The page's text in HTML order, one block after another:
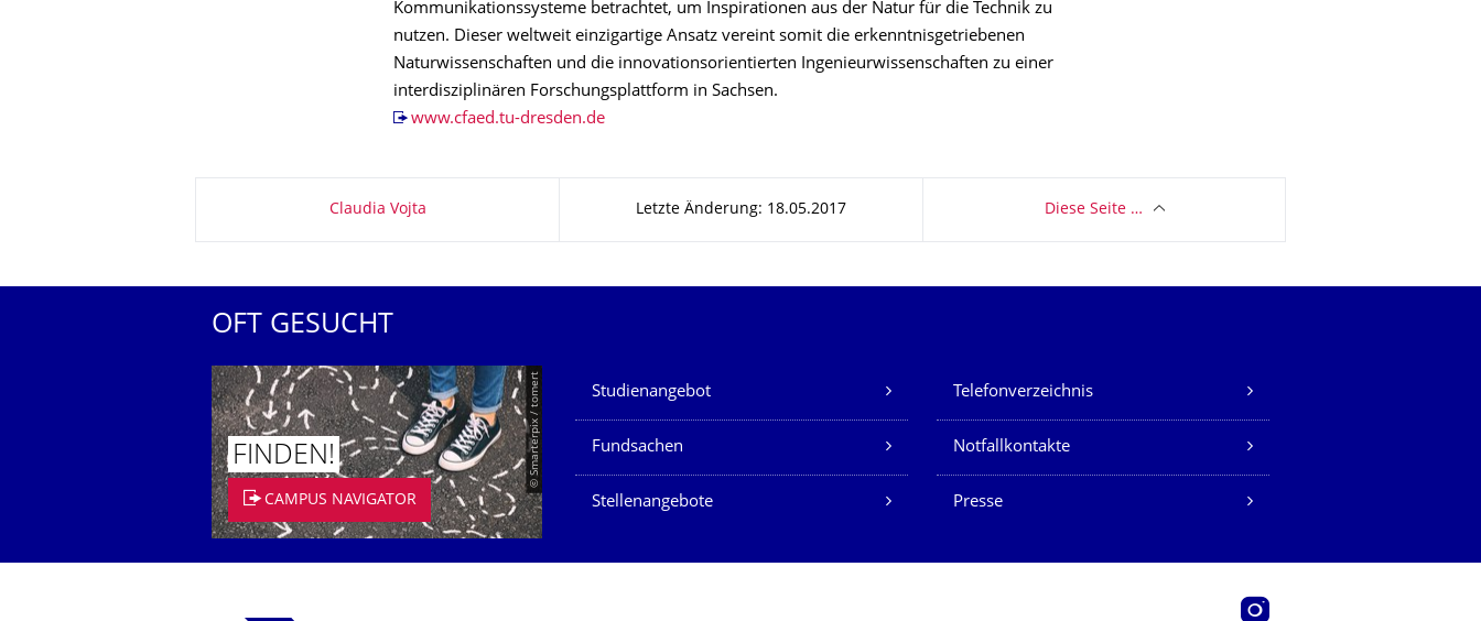
Kommunikationssysteme betrachtet, um Inspirationen aus der Natur für die Technik zu
nutzen. Dieser weltweit einzigartige Ansatz vereint somit die erkenntnisgetriebenen
Naturwissenschaften und die innovationsorientierten Ingenieurwissenschaften zu einer
interdisziplinären Forschungsplattform in Sachsen.
www.cfaed.tu-dresden.de
Claudia Vojta Letzte Änderung: 18.05.2017 Diese Seite …
OFT GESUCHT
© Smarterpix / tomert
FINDEN!
CAMPUS NAVIGATOR
Unsere Dienste
Studienangebot Telefonverzeichnis
Fundsachen Notfallkontakte
Stellenangebote Presse
Instagram